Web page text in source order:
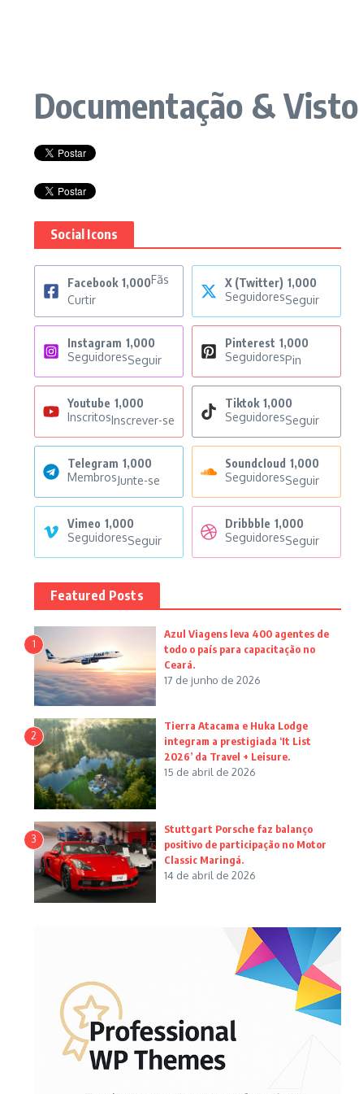
Documentação & Visto
Social Icons
Facebook 1,000Fãs
Curtir
X (Twitter) 1,000
SeguidoresSeguir
Instagram 1,000
SeguidoresSeguir
Pinterest 1,000
SeguidoresPin
Youtube 1,000
InscritosInscrever-se
Tiktok 1,000
SeguidoresSeguir
Telegram 1,000
MembrosJunte-se
Soundcloud 1,000
SeguidoresSeguir
Vimeo 1,000
SeguidoresSeguir
Dribbble 1,000
SeguidoresSeguir
Featured Posts
1
Azul Viagens leva 400 agentes de
todo o país para capacitação no
Ceará.
17 de junho de 2026
2
Tierra Atacama e Huka Lodge
integram a prestigiada ‘It List
2026’ da Travel + Leisure.
15 de abril de 2026
3
Stuttgart Porsche faz balanço
positivo de participação no Motor
Classic Maringá.
14 de abril de 2026